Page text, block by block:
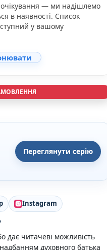
філософія
Фінанси
для найменших
/ Книги на липучках
читання
(6+)
— ми надішлемо
в наявності. Список
у вашому
Переглянути серію
Instagram
дає читачеві можливість
духовного батька